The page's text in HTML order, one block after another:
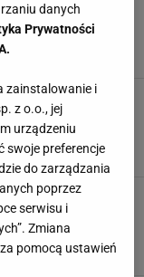
będzie
to doceni
DOMOWE
niezbędnik do
zł, a jest tańszy o
NEWS
niemałe
Jak skutecznie
DOMOWE
danych
Prywatności
zainstalowanie i
z o.o., jej
urządzeniu
swoje preferencje
do zarządzania
poprzez
serwisu i
Zmiana
pomocą ustawień